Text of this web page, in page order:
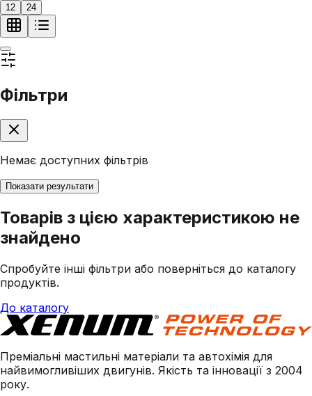
12 24
Фільтри
Немає доступних фільтрів
Показати результати
Товарів з цією характеристикою не
знайдено
Спробуйте інші фільтри або поверніться до каталогу
продуктів.
До каталогу
Преміальні мастильні матеріали та автохімія для
найвимогливіших двигунів. Якість та інновації з 2004
року.